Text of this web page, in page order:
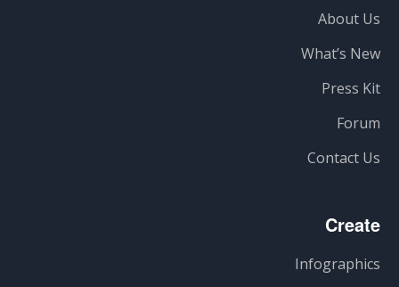
About Us
What’s New
Press Kit
Forum
Contact Us
Create
Infographics